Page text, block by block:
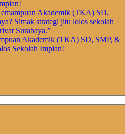
Akademik (TKA) SD,
Simak strategi jitu lolos sekolah
Surabaya.”
Akademik (TKA) SD, SMP, &
Sekolah Impian!